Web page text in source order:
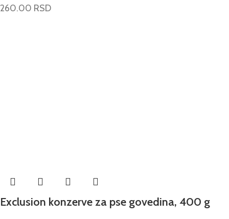
260.00 RSD
Exclusion konzerve za pse govedina, 400 g